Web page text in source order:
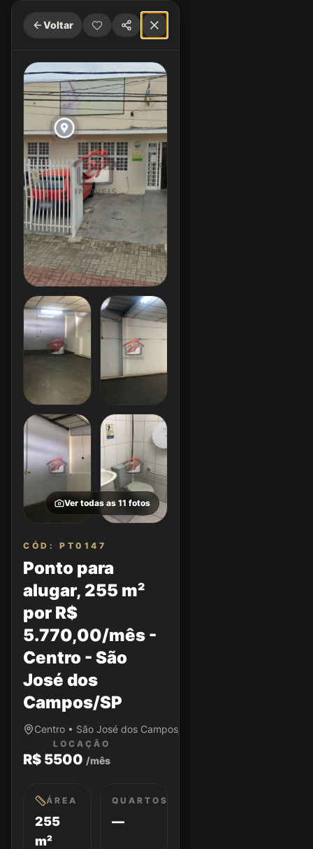
Voltar
Ver todas as 11 fotos
CÓD: PT0147
Ponto para
alugar, 255 m²
por R$
5.770,00/mês -
Centro - São
José dos
Campos/SP
Centro • São José dos Campos/SP
LOCAÇÃO
R$ 5500 /mês
ÁREA
255
m²
QUARTOS
—